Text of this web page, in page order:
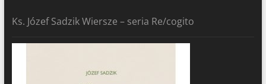
Ks. Józef Sadzik Wiersze – seria Re/cogito